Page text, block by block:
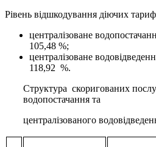
Рівень відшкодування діючих
централізоване
105,48 %;
централізоване
118,92 %.
Структура скоригованих
водопостачання та
централізованого